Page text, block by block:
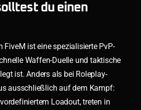
du einen
FiveM ist eine spezialisierte PvP-
Waffen-Duelle und taktische
ist. Anders als bei Roleplay-
ausschließlich auf dem Kampf:
Loadout, treten in